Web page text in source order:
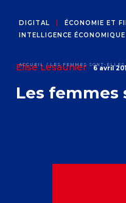
DIGITAL ÉCONOMIE ET
INTELLIGENCE ÉCONOMIQUE
ACCUEIL LES FEMMES SONT-
Elise Lesaunier 6 avril
Les femmes